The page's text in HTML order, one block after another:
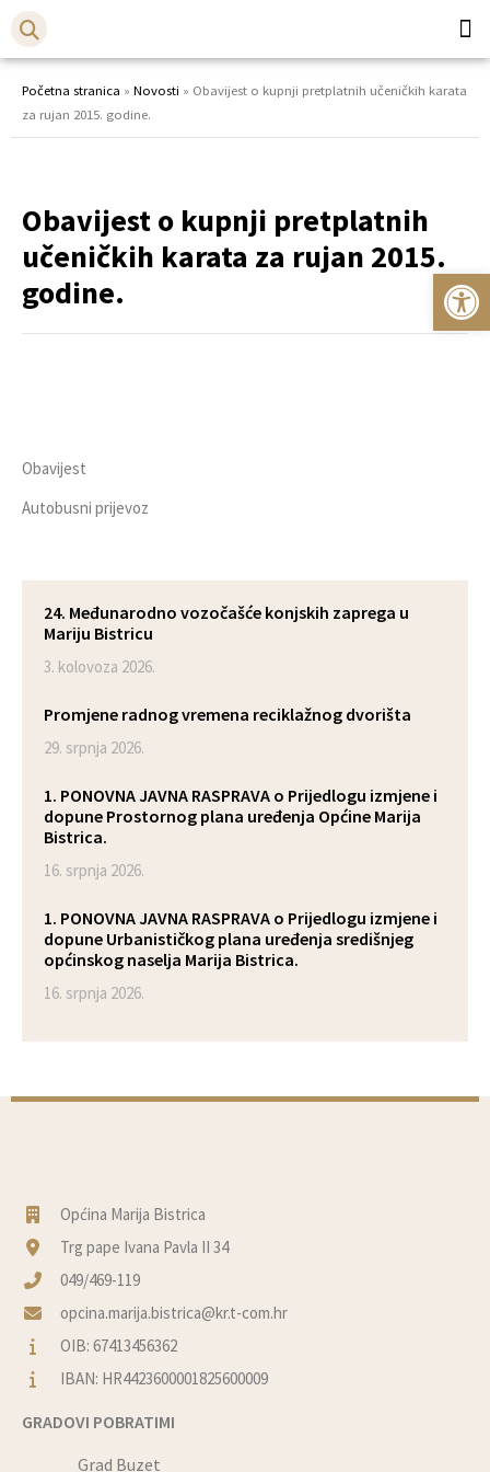
Početna stranica » Novosti » Obavijest o kupnji pretplatnih učeničkih karata
za rujan 2015. godine.
Obavijest o kupnji pretplatnih
učeničkih karata za rujan 2015.
godine.
Obavijest
Autobusni prijevoz
24. Međunarodno vozočašće konjskih zaprega u
Mariju Bistricu
3. kolovoza 2026.
Promjene radnog vremena reciklažnog dvorišta
29. srpnja 2026.
1. PONOVNA JAVNA RASPRAVA o Prijedlogu izmjene i
dopune Prostornog plana uređenja Općine Marija
Bistrica.
16. srpnja 2026.
1. PONOVNA JAVNA RASPRAVA o Prijedlogu izmjene i
dopune Urbanističkog plana uređenja središnjeg
općinskog naselja Marija Bistrica.
16. srpnja 2026.
Općina Marija Bistrica
Trg pape Ivana Pavla II 34
049/469-119
opcina.marija.bistrica@kr.t-com.hr
OIB: 67413456362
IBAN: HR4423600001825600009
GRADOVI POBRATIMI
Grad Buzet